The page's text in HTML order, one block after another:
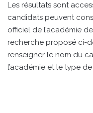
Les résultats sont
candidats peuvent
officiel de l’académie
recherche proposé ci-
renseigner le nom du
l’académie et le type